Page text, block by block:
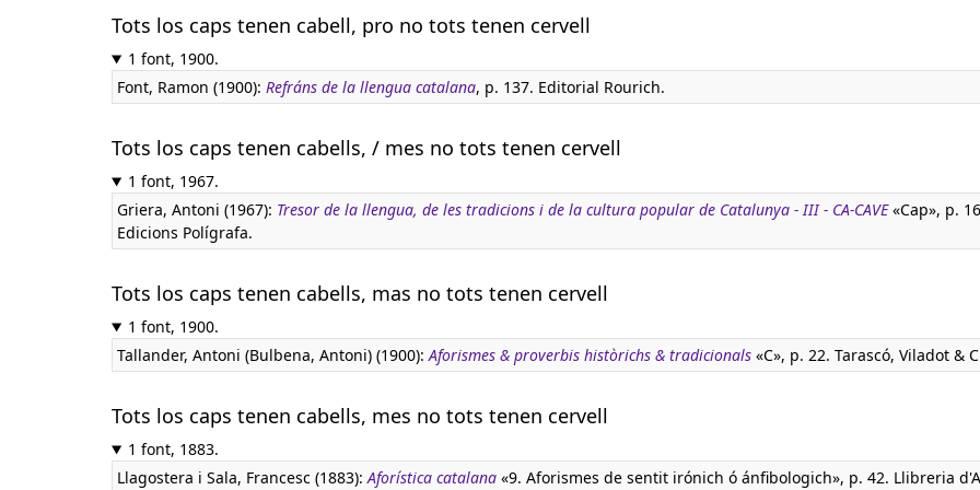
Tots los caps tenen cabell, pro no tots tenen cervell
1 font, 1900.
Font, Ramon (1900): Refráns de la llengua catalana, p. 137. Editorial Rourich.
Tots los caps tenen cabells, / mes no tots tenen cervell
1 font, 1967.
Griera, Antoni (1967): Tresor de la llengua, de les tradicions i de la cultura popular de Catalunya - III - CA-CAVE«Cap», p.
Edicions Polígrafa.
Tots los caps tenen cabells, mas no tots tenen cervell
1 font, 1900.
Tallander, Antoni (Bulbena, Antoni) (1900):Aforismes & proverbis històrichs & tradicionals «C», p. 22. Tarascó, Viladot &
Tots los caps tenen cabells, mes no tots tenen cervell
1 font, 1883.
Llagostera i Sala, Francesc (1883):Aforística catalana «9. Aforismes de sentit irónich ó ánfibologich», p. 42. Llibreria